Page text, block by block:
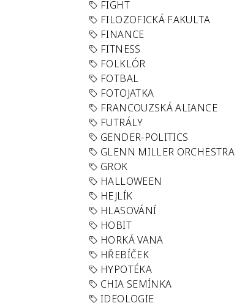
FIGHT
FILOZOFICKÁ FAKULTA
FINANCE
FITNESS
FOLKLÓR
FOTBAL
FOTOJATKA
FRANCOUZSKÁ ALIANCE
FUTRÁLY
GENDER-POLITICS
GLENN MILLER ORCHESTRA
GROK
HALLOWEEN
HEJLÍK
HLASOVÁNÍ
HOBIT
HORKÁ VANA
HŘEBÍČEK
HYPOTÉKA
CHIA SEMÍNKA
IDEOLOGIE